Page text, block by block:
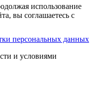
персональных данных
использование
вы соглашаетесь с
и условиями